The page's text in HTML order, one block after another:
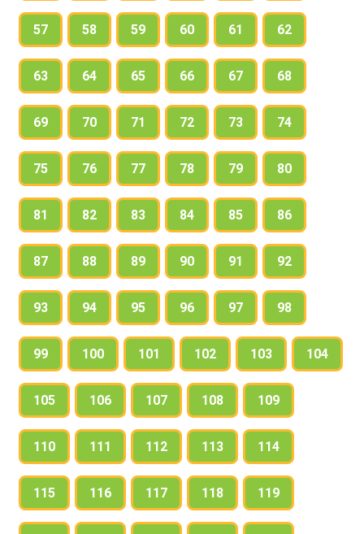
57 58 59 60 61 62
63 64 65 66 67 68
69 70 71 72 73 74
75 76 77 78 79 80
81 82 83 84 85 86
87 88 89 90 91 92
93 94 95 96 97 98
99 100 101 102 103 104
105 106 107 108 109
110 111 112 113 114
115 116 117 118 119